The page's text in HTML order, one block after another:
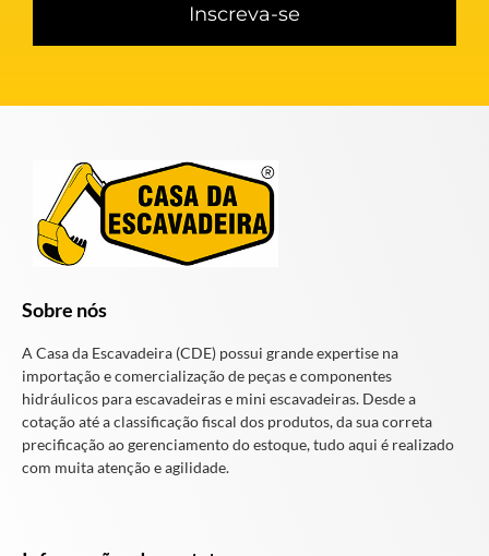
Inscreva-se
Sobre nós
A Casa da Escavadeira (CDE) possui grande expertise na
importação e comercialização de peças e componentes
hidráulicos para escavadeiras e mini escavadeiras. Desde a
cotação até a classificação fiscal dos produtos, da sua correta
precificação ao gerenciamento do estoque, tudo aqui é realizado
com muita atenção e agilidade.